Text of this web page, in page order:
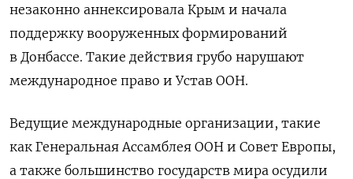
незаконно аннексировала Крым и начала
поддержку вооруженных формирований
в Донбассе. Такие действия грубо нарушают
международное право и Устав ООН.
Ведущие международные организации, такие
как Генеральная Ассамблея ООН и Совет Европы,
а также большинство государств мира осудили